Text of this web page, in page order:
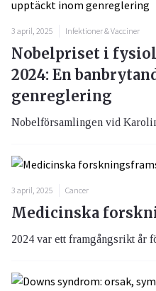
3 april, 2025 Infektioner & Vacciner
Nobelpriset i
2024: En
genreglering
Nobelförsamlingen vid
3 april, 2025 Cancer
Medicinska
2024 var ett framgångsrikt år